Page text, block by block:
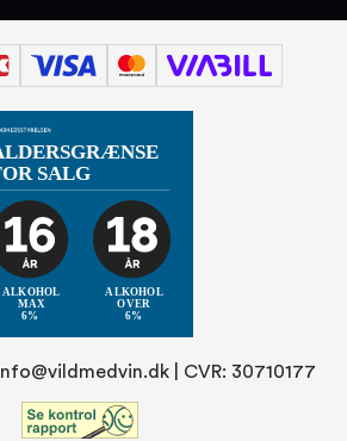
Info@vildmedvin.dk| CVR: 30710177